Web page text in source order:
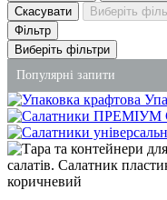
Скасувати
Виберіть
Фільтр
Виберіть фільтри
Популярні запити
пластикова коробка
крафт пакет ціна
купити контейнери